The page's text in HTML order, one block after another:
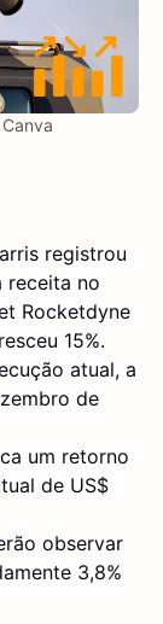
registrou
receita no
Rocketdyne
15%.
atual, a
de
um retorno
de US$
observar
3,8%